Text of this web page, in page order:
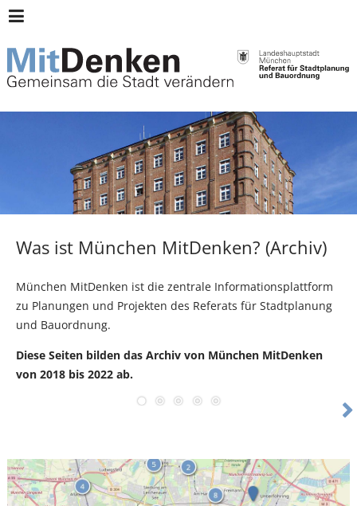
Archiv:
Mitdenken
Header
Menü
Was ist München MitDenken? (Archiv)
München MitDenken ist die zentrale Informationsplattform
zu Planungen und Projekten des Referats für Stadtplanung
und Bauordnung.
Diese Seiten bilden das Archiv von München MitDenken
von 2018 bis 2022 ab.